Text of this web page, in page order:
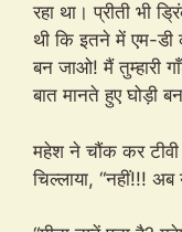
रहा था। प्रीती भी
थी कि इतने में एम-डी
बन जाओ! मैं तुम्हारी
बात मानते हुए घोड़ी
महेश ने चौंक कर
चिल्लाया, “नहीं!!! अब